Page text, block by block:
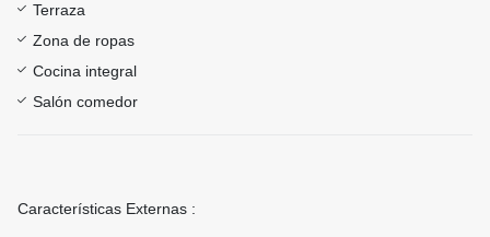
Terraza
Zona de ropas
Cocina integral
Salón comedor
Características Externas :